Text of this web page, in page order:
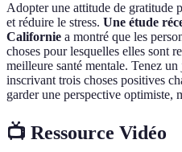
Adopter une attitude de gratitude
et réduire le stress. Une étude
Californie a montré que les
choses pour lesquelles elles sont
meilleure santé mentale. Tenez
inscrivant trois choses positives
garder une perspective optimiste,
📺 Ressource Vidéo